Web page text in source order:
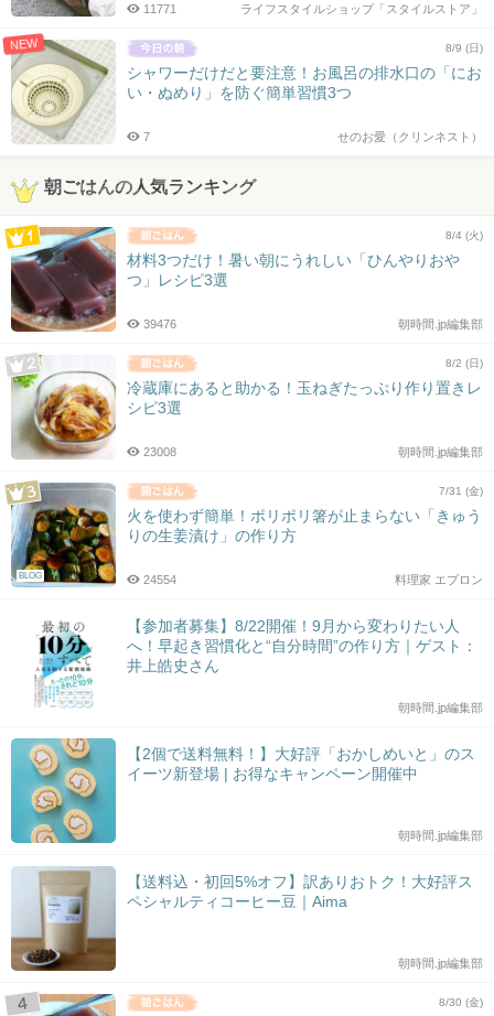
ライフスタイルショップ「スタイルストア」
11771
NEW 8/9 (日)
シャワーだけだと要注意！お風呂の排水口の「にお
い・ぬめり」を防ぐ簡単習慣3つ
せのお愛（クリンネスト）
7
朝ごはんの人気ランキング
8/4 (火)
材料3つだけ！暑い朝にうれしい「ひんやりおや
つ」レシピ3選
朝時間.jp編集部
39476
8/2 (日)
冷蔵庫にあると助かる！玉ねぎたっぷり作り置きレ
シピ3選
朝時間.jp編集部
23008
BLOG
7/31 (金)
火を使わず簡単！ポリポリ箸が止まらない「きゅう
りの生姜漬け」の作り方
料理家 エプロン
24554
【参加者募集】8/22開催！9月から変わりたい人
へ！早起き習慣化と“自分時間”の作り方｜ゲスト：
井上皓史さん
朝時間.jp編集部
【2個で送料無料！】大好評「おかしめいと」のス
イーツ新登場 | お得なキャンペーン開催中
朝時間.jp編集部
【送料込・初回5%オフ】訳ありおトク！大好評ス
ペシャルティコーヒー豆｜Aima
朝時間.jp編集部
8/30 (金)